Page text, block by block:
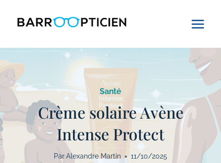
Santé
Crème solaire Avène
Intense Protect
ParAlexandre Martin 11/10/2025